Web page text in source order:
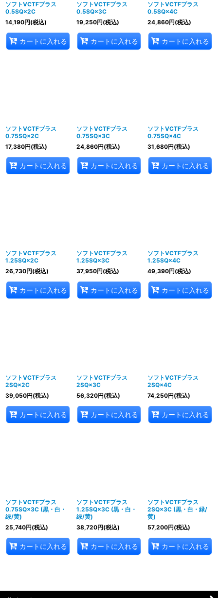
ソフトVCTFプラス
0.5SQ×2C
14,190円(税込)
カートに入れる
ソフトVCTFプラス
0.5SQ×3C
19,250円(税込)
カートに入れる
ソフトVCTFプラス
0.5SQ×4C
24,860円(税込)
カートに入れる
ソフトVCTFプラス
0.75SQ×2C
17,380円(税込)
カートに入れる
ソフトVCTFプラス
0.75SQ×3C
24,860円(税込)
カートに入れる
ソフトVCTFプラス
0.75SQ×4C
31,680円(税込)
カートに入れる
ソフトVCTFプラス
1.25SQ×2C
26,730円(税込)
カートに入れる
ソフトVCTFプラス
1.25SQ×3C
37,950円(税込)
カートに入れる
ソフトVCTFプラス
1.25SQ×4C
49,390円(税込)
カートに入れる
ソフトVCTFプラス
2SQ×2C
39,050円(税込)
カートに入れる
ソフトVCTFプラス
2SQ×3C
56,320円(税込)
カートに入れる
ソフトVCTFプラス
2SQ×4C
74,250円(税込)
カートに入れる
ソフトVCTFプラス
0.75SQ×3C (黒・白・
緑/黄)
25,740円(税込)
カートに入れる
ソフトVCTFプラス
1.25SQ×3C (黒・白・
緑/黄)
38,720円(税込)
カートに入れる
ソフトVCTFプラス
2SQ×3C (黒・白・緑/
黄)
57,200円(税込)
カートに入れる